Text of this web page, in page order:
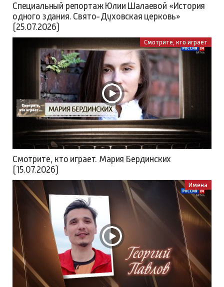
Специальный репортаж Юлии Шалаевой «История
одного здания. Свято-Духовская церковь»
(25.07.2026)
Смотрите, кто играет
Смотрите, кто играет. Мария Бердинских
(15.07.2026)
Имена